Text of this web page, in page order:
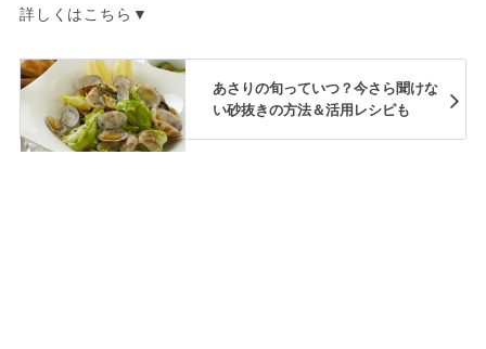
詳しくはこちら▼
あさりの旬っていつ？今さら聞けな
い砂抜きの方法＆活用レシピも